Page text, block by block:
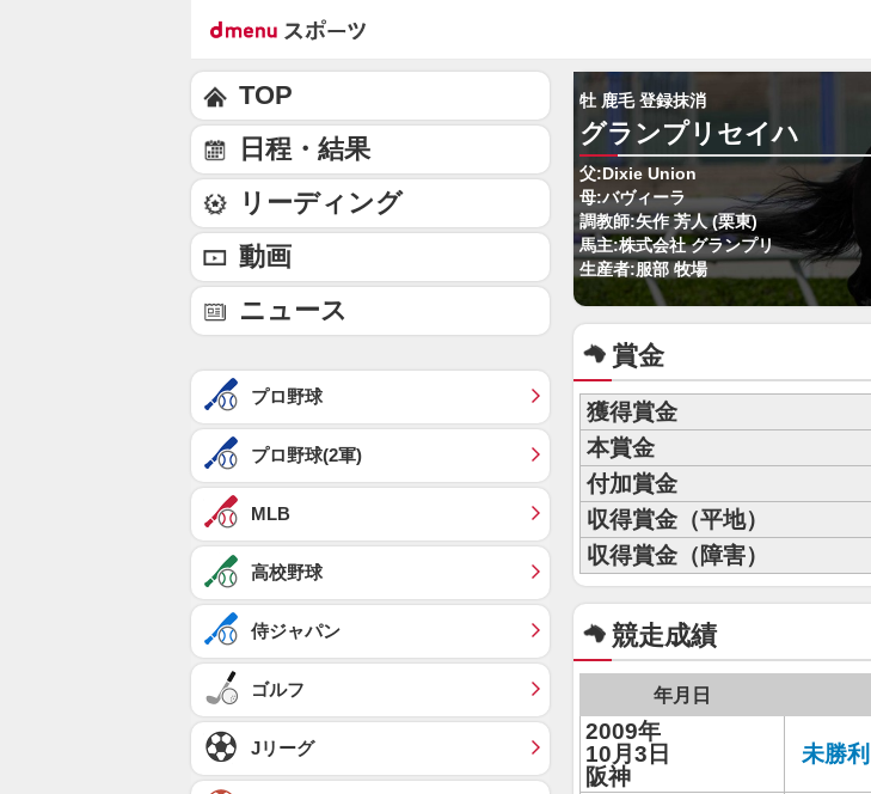
牡 鹿毛 登録抹消
グランプリセイハ
父:Dixie Union
母:バヴィーラ
調教師:矢作 芳人 (栗東)
馬主:株式会社 グランプリ
生産者:服部 牧場
賞金
獲得賞金
本賞金
付加賞金
収得賞金（平地）
収得賞金（障害）
競走成績
年月日
2009年
10月3日
阪神
未勝利
TOP
日程・結果
リーディング
動画
ニュース
プロ野球
プロ野球(2軍)
MLB
高校野球
侍ジャパン
ゴルフ
Jリーグ